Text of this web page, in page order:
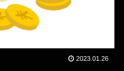
2023.01.26